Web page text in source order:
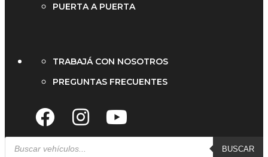
PUERTA A PUERTA
TRABAJÁ CON NOSOTROS
PREGUNTAS FRECUENTES
BUSCAR